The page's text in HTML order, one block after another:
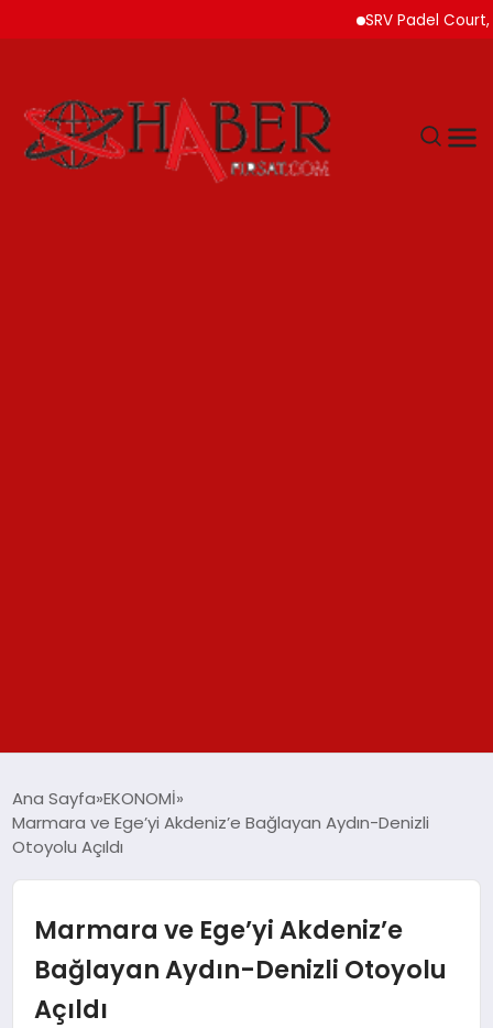
SRV Padel Court,
SPOR
SAĞLIK
Ana Sayfa EKONOMİ
Marmara ve Ege’yi Akdeniz’e Bağlayan Aydın-Denizli
Otoyolu Açıldı
Marmara ve Ege’yi Akdeniz’e
Bağlayan Aydın-Denizli Otoyolu
Açıldı